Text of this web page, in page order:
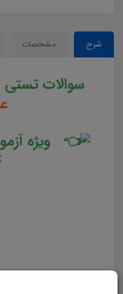
شرح مشخصات
سوالات تستی
ویژه